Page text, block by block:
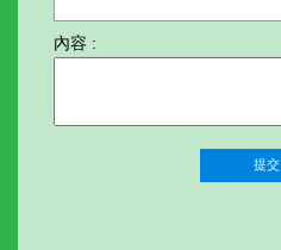
內容 :
提交